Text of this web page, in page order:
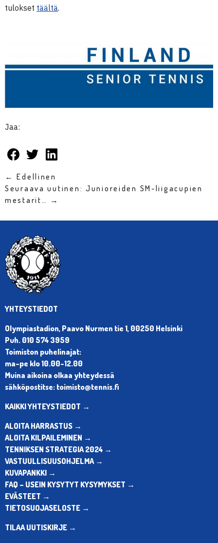
tulokset täältä.
Jaa:
← Edellinen
Seuraava uutinen: Junioreiden SM-liigacupien
mestarit… →
YHTEYSTIEDOT
Olympiastadion, Paavo Nurmen tie 1, 00250 Helsinki
Puh. 010 574 3959
Toimiston puhelinajat:
ma-pe klo 10.00-12.00
Muina aikoina olkaa yhteydessä
sähköpostitse: toimisto@tennis.fi
KAIKKI YHTEYSTIEDOT →
ALOITA HARRASTUS →
ALOITA KILPAILEMINEN →
TENNIKSEN STRATEGIA 2024 →
VASTUULLISUUSOHJELMA →
KUVAPANKKI →
FAQ – USEIN KYSYTYT KYSYMYKSET →
EVÄSTEET →
TIETOSUOJASELOSTE →
TILAA UUTISKIRJE →